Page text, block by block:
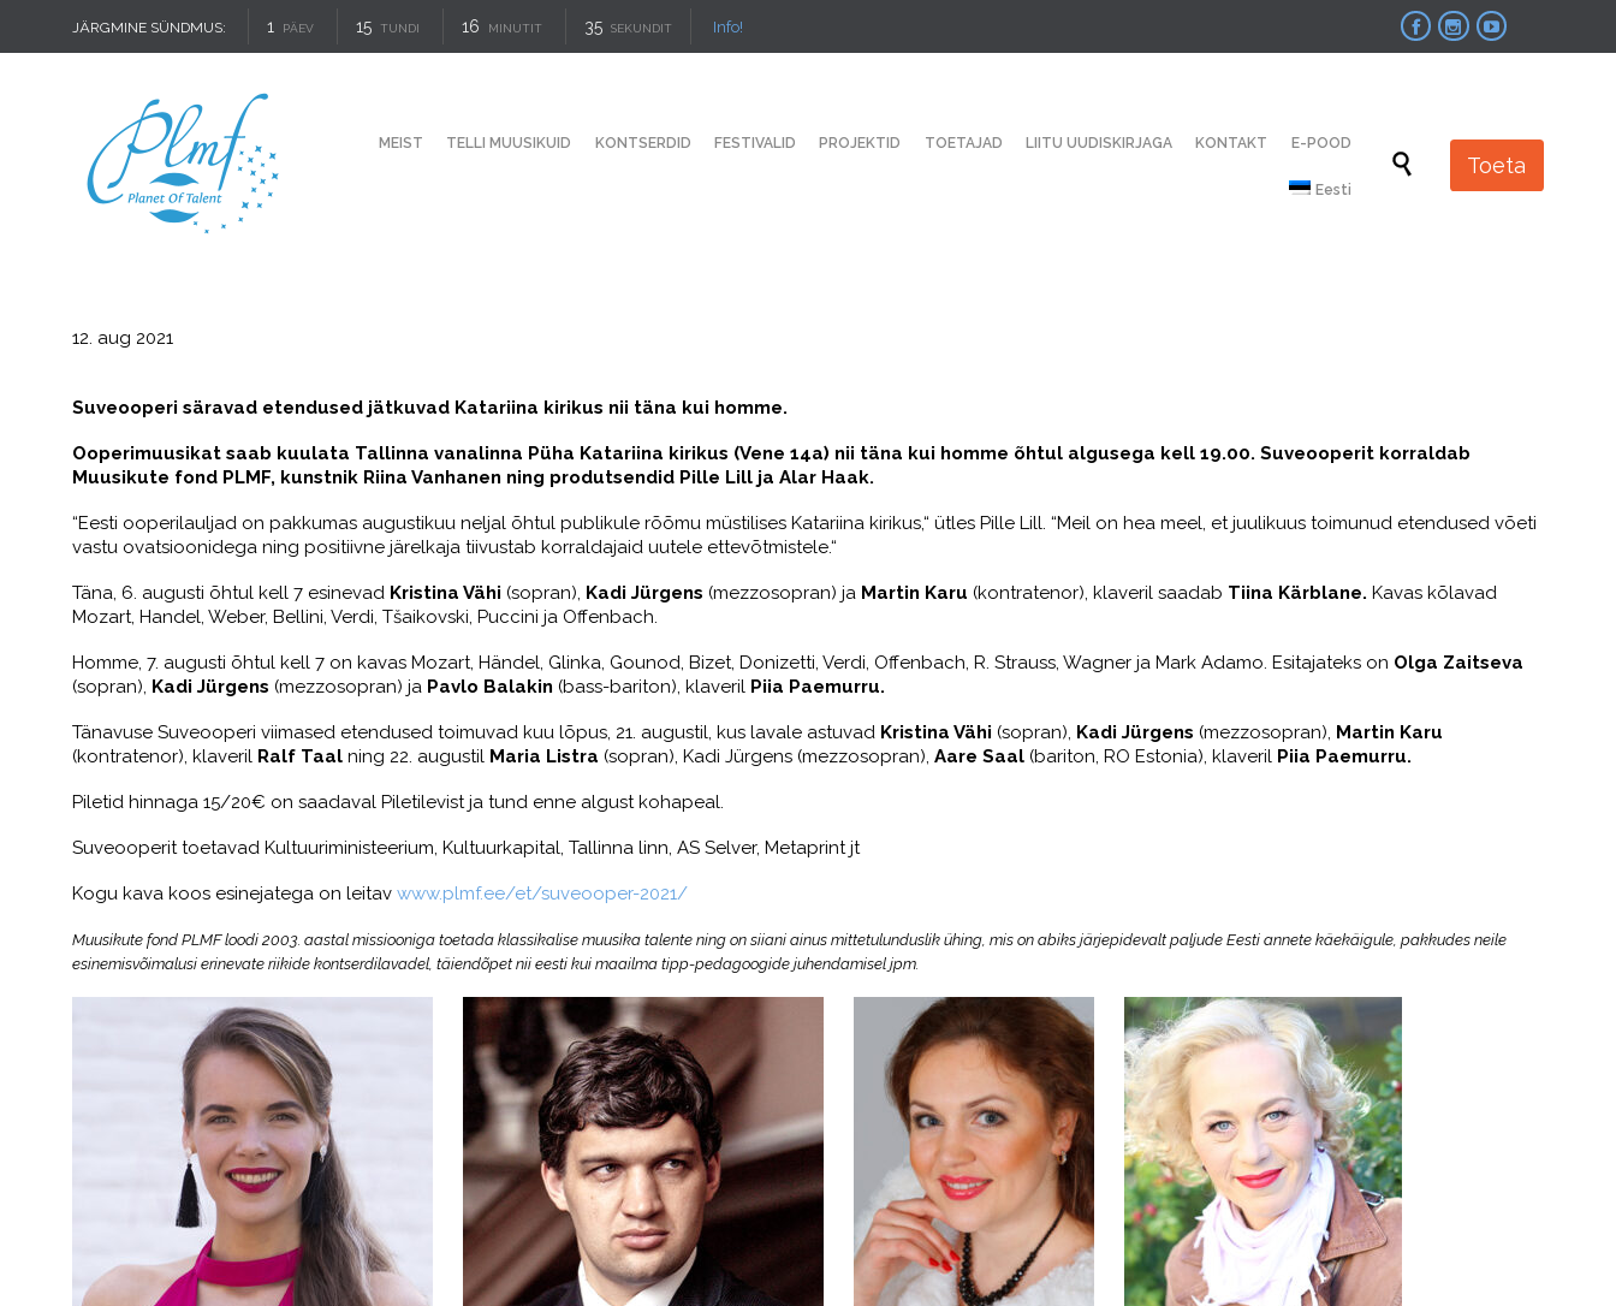
JÄRGMINE SÜNDMUS: 1 PÄEV 15 TUNDI 16 MINUTIT 34 SEKUNDIT Info!   
content
MEIST TELLI MUUSIKUID KONTSERDID FESTIVALID PROJEKTID TOETAJAD LIITU UUDISKIRJAGA KONTAKT E-POOD
Eesti
 Toeta
12. aug 2021
Suveooperi säravad etendused jätkuvad Katariina kirikus nii täna kui homme.
Ooperimuusikat saab kuulata Tallinna vanalinna Püha Katariina kirikus (Vene 14a) nii täna kui homme õhtul algusega kell 19.00. Suveooperit korraldab
Muusikute fond PLMF, kunstnik Riina Vanhanen ning produtsendid Pille Lill ja Alar Haak.
“Eesti ooperilauljad on pakkumas augustikuu neljal õhtul publikule rõõmu müstilises Katariina kirikus,“ ütles Pille Lill. “Meil on hea meel, et juulikuus toimunud etendused võeti
vastu ovatsioonidega ning positiivne järelkaja tiivustab korraldajaid uutele ettevõtmistele.“
Täna, 6. augusti õhtul kell 7 esinevad Kristina Vähi (sopran), Kadi Jürgens (mezzosopran) ja Martin Karu (kontratenor), klaveril saadab Tiina Kärblane. Kavas kõlavad
Mozart, Handel, Weber, Bellini, Verdi, Tšaikovski, Puccini ja Offenbach.
Homme, 7. augusti õhtul kell 7 on kavas Mozart, Händel, Glinka, Gounod, Bizet, Donizetti, Verdi, Offenbach, R. Strauss, Wagner ja Mark Adamo. Esitajateks on Olga Zaitseva
(sopran), Kadi Jürgens (mezzosopran) ja Pavlo Balakin (bass-bariton), klaveril Piia Paemurru.
Tänavuse Suveooperi viimased etendused toimuvad kuu lõpus, 21. augustil, kus lavale astuvad Kristina Vähi (sopran), Kadi Jürgens (mezzosopran), Martin Karu
(kontratenor), klaveril Ralf Taal ning 22. augustil Maria Listra (sopran), Kadi Jürgens (mezzosopran), Aare Saal (bariton, RO Estonia), klaveril Piia Paemurru.
Piletid hinnaga 15/20€ on saadaval Piletilevist ja tund enne algust kohapeal.
Suveooperit toetavad Kultuuriministeerium, Kultuurkapital, Tallinna linn, AS Selver, Metaprint jt
Kogu kava koos esinejatega on leitav www.plmf.ee/et/suveooper-2021/
Muusikute fond PLMF loodi 2003. aastal missiooniga toetada klassikalise muusika talente ning on siiani ainus mittetulunduslik ühing, mis on abiks järjepidevalt paljude Eesti annete käekäigule, pakkudes neile
esinemisvõimalusi erinevate riikide kontserdilavadel, täiendõpet nii eesti kui maailma tipp-pedagoogide juhendamisel jpm.